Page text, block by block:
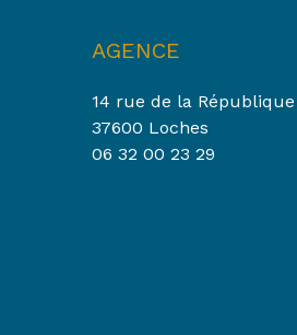
AGENCE
14 rue de la République
37600 Loches
06 32 00 23 29